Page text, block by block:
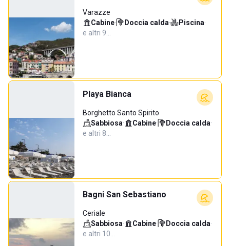
Varazze
Cabine· Doccia calda· Piscina·
e altri 9…
Playa Bianca
Borghetto Santo Spirito
Sabbiosa· Cabine· Doccia calda·
e altri 8…
Bagni San Sebastiano
Ceriale
Sabbiosa· Cabine· Doccia calda·
e altri 10…